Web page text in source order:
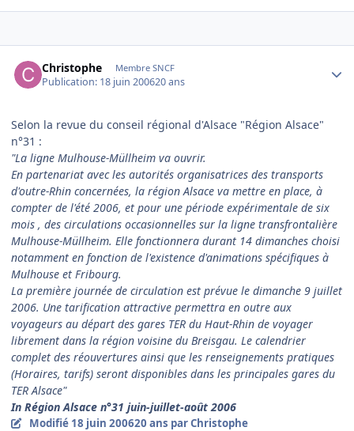
Christophe Membre SNCF
Publication: 18 juin 200620 ans
Selon la revue du conseil régional d'Alsace "Région Alsace"
n°31 :
"La ligne Mulhouse-Müllheim va ouvrir.
En partenariat avec les autorités organisatrices des transports
d'outre-Rhin concernées, la région Alsace va mettre en place, à
compter de l'été 2006, et pour une période expérimentale de six
mois , des circulations occasionnelles sur la ligne transfrontalière
Mulhouse-Müllheim. Elle fonctionnera durant 14 dimanches choisi
notamment en fonction de l'existence d'animations spécifiques à
Mulhouse et Fribourg.
La première journée de circulation est prévue le dimanche 9 juillet
2006. Une tarification attractive permettra en outre aux
voyageurs au départ des gares TER du Haut-Rhin de voyager
librement dans la région voisine du Breisgau. Le calendrier
complet des réouvertures ainsi que les renseignements pratiques
(Horaires, tarifs) seront disponibles dans les principales gares du
TER Alsace"
In Région Alsace n°31 juin-juillet-août 2006
Modifié 18 juin 200620 ans par Christophe